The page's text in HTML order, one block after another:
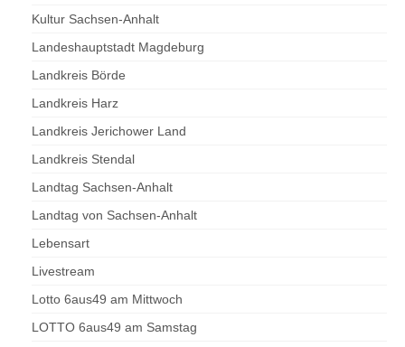
Kultur Sachsen-Anhalt
Landeshauptstadt Magdeburg
Landkreis Börde
Landkreis Harz
Landkreis Jerichower Land
Landkreis Stendal
Landtag Sachsen-Anhalt
Landtag von Sachsen-Anhalt
Lebensart
Livestream
Lotto 6aus49 am Mittwoch
LOTTO 6aus49 am Samstag